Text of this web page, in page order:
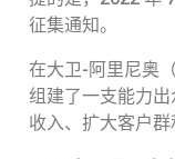
征集通知。
在大卫-阿里尼奥
组建了一支能力
收入、扩大客户群